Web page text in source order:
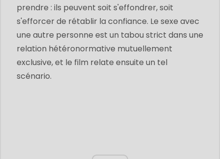
prendre : ils peuvent soit s'effondrer, soit
s'efforcer de rétablir la confiance. Le sexe avec
une autre personne est un tabou strict dans une
relation hétéronormative mutuellement
exclusive, et le film relate ensuite un tel
scénario.